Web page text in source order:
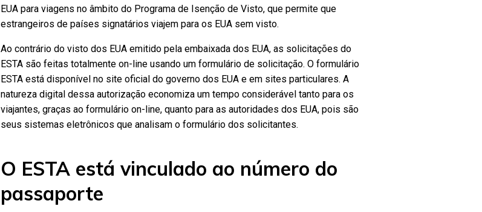
EUA para viagens no âmbito do Programa de Isenção de Visto, que permite que
estrangeiros de países signatários viajem para os EUA sem visto.
Ao contrário do visto dos EUA emitido pela embaixada dos EUA, as solicitações do
ESTA são feitas totalmente on-line usando um formulário de solicitação. O formulário
ESTA está disponível no site oficial do governo dos EUA e em sites particulares. A
natureza digital dessa autorização economiza um tempo considerável tanto para os
viajantes, graças ao formulário on-line, quanto para as autoridades dos EUA, pois são
seus sistemas eletrônicos que analisam o formulário dos solicitantes.
O ESTA está vinculado ao número do
passaporte